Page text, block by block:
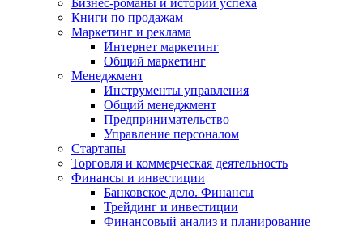
Бизнес-романы и истории успеха
Книги по продажам
Маркетинг и реклама
Интернет маркетинг
Общий маркетинг
Менеджмент
Инструменты управления
Общий менеджмент
Предпринимательство
Управление персоналом
Стартапы
Торговля и коммерческая деятельность
Финансы и инвестиции
Банковское дело. Финансы
Трейдинг и инвестиции
Финансовый анализ и планирование